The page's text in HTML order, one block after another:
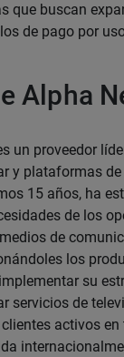
que buscan
de pago por
Alpha
un proveedor
y plataformas de
15 años, ha
de los
de
los
su
servicios de
activos